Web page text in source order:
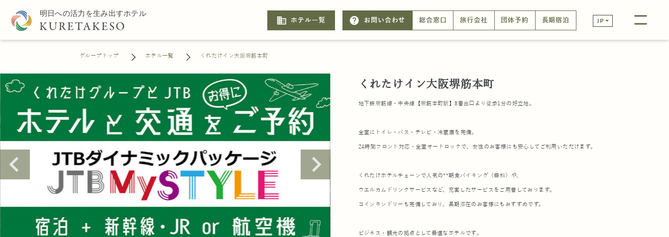
business ホテル一覧 help お問い合わせ 総合窓口 旅行会社 団体予約 長期宿泊 JP
グループトップ ホテル一覧 くれたけイン大阪堺筋本町
くれたけイン大阪堺筋本町
地下鉄堺筋線・中央線【堺筋本町駅】8番出口より徒歩1分の好立地。
全室にトイレ・バス・テレビ・冷蔵庫を完備。
24時間フロント対応・全室オートロックで、女性のお客様にも安心してご利用いただけます。
くれたけホテルチェーンで人気の**朝食バイキング（無料）や、
ウエルカムドリンクサービスなど、充実したサービスをご用意しております。
コインランドリーも完備しており、長期滞在のお客様にもおすすめです。
ビジネス・観光の拠点として最適なホテルです。